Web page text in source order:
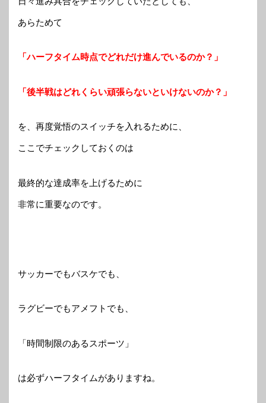
あらためて
「ハーフタイム時点でどれだけ進んでいるのか？」
「後半戦はどれくらい頑張らないといけないのか？」
を、再度覚悟のスイッチを入れるために、
ここでチェックしておくのは
最終的な達成率を上げるために
非常に重要なのです。
サッカーでもバスケでも、
ラグビーでもアメフトでも、
「時間制限のあるスポーツ」
は必ずハーフタイムがありますね。